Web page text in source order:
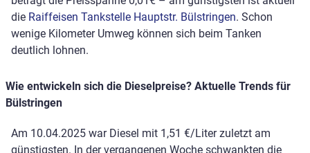
die Raiffeisen Tankstelle Hauptstr. Bülstringen. Schon
wenige Kilometer Umweg können sich beim Tanken
deutlich lohnen.
Wie entwickeln sich die Dieselpreise? Aktuelle Trends für
Bülstringen
Am 10.04.2025 war Diesel mit 1,51 €/Liter zuletzt am
günstigsten. In der vergangenen Woche schwankten die